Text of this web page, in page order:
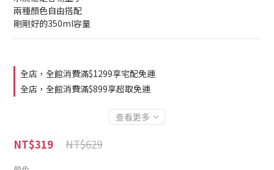
兩種顏色自由搭配
剛剛好的350ml容量
全店，全館消費滿$1299享宅配免運
全店，全館消費滿$899享超取免運
查看更多
NT$629
NT$319